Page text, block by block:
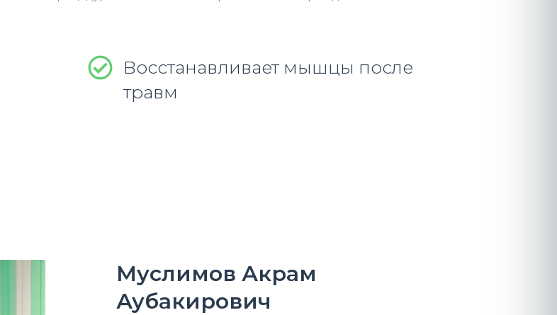
Восстанавливает мышцы после
травм
Муслимов Акрам
Аубакирович